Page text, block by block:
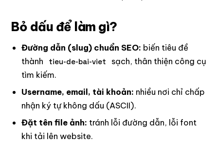
Bỏ dấu để làm gì?
Đường dẫn (slug) chuẩn SEO: biến tiêu đề
thành
tieu-de-bai-viet
sạch, thân thiện công cụ
tìm kiếm.
Username, email, tài khoản: nhiều nơi chỉ chấp
nhận ký tự không dấu (ASCII).
Đặt tên file ảnh: tránh lỗi đường dẫn, lỗi font
khi tải lên website.